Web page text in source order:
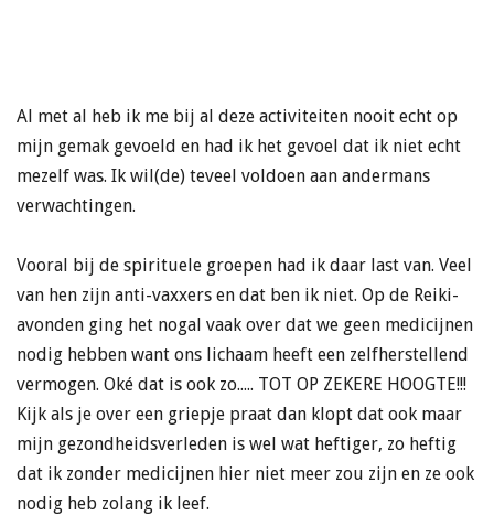
Al met al heb ik me bij al deze activiteiten nooit echt op
mijn gemak gevoeld en had ik het gevoel dat ik niet echt
mezelf was. Ik wil(de) teveel voldoen aan andermans
verwachtingen.
Vooral bij de spirituele groepen had ik daar last van. Veel
van hen zijn anti-vaxxers en dat ben ik niet. Op de Reiki-
avonden ging het nogal vaak over dat we geen medicijnen
nodig hebben want ons lichaam heeft een zelfherstellend
vermogen. Oké dat is ook zo..... TOT OP ZEKERE HOOGTE!!!
Kijk als je over een griepje praat dan klopt dat ook maar
mijn gezondheidsverleden is wel wat heftiger, zo heftig
dat ik zonder medicijnen hier niet meer zou zijn en ze ook
nodig heb zolang ik leef.